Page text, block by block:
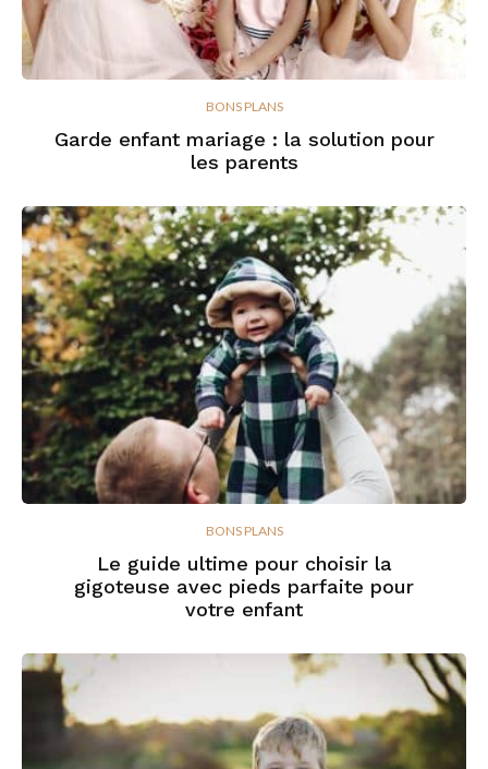
BONS PLANS
Garde enfant mariage : la solution pour
les parents
BONS PLANS
Le guide ultime pour choisir la
gigoteuse avec pieds parfaite pour
votre enfant